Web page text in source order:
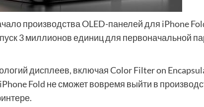
производства OLED-панелей для iPhone
3 миллионов единиц для первоначальной
дисплеев, включая Color Filter on
Fold не сможет вовремя выйти в